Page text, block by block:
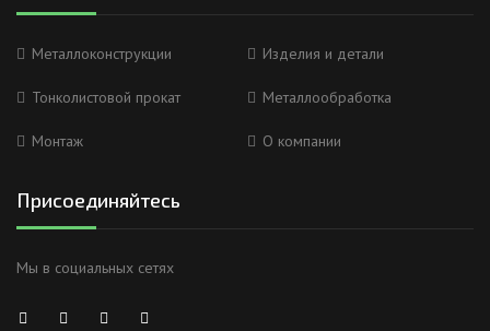
Металлоконструкции Изделия и детали
Тонколистовой прокат Металлообработка
Монтаж О компании
Присоединяйтесь
Мы в социальных сетях